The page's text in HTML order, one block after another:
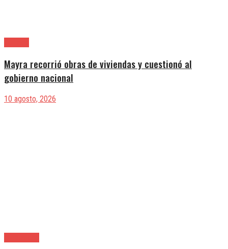
Mayra recorrió obras de viviendas y cuestionó al
gobierno nacional
10 agosto, 2026